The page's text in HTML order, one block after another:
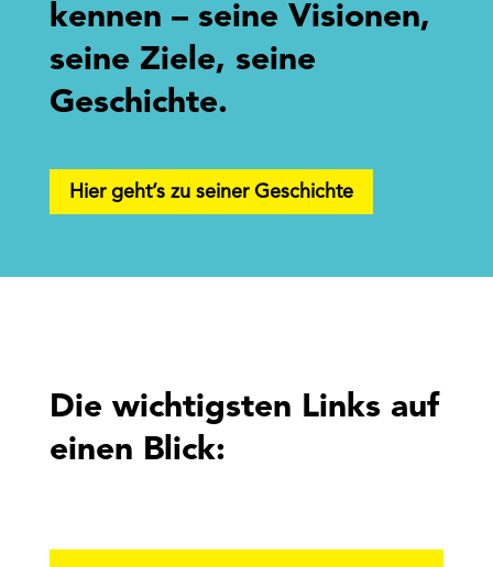
kennen – seine Visionen,
seine Ziele, seine
Geschichte.
Hier geht’s zu seiner Geschichte
Die wichtigsten Links auf
einen Blick: